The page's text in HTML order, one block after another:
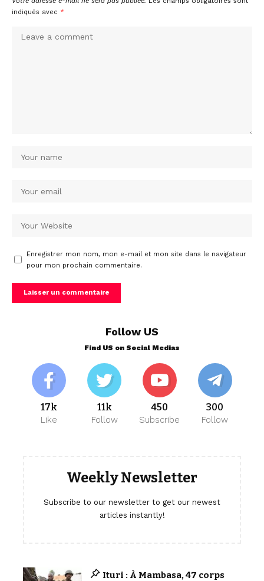
indiqués avec *
Enregistrer mon nom, mon e-mail et mon site dans le navigateur
pour mon prochain commentaire.
Follow US
Find US on Social Medias
17k
Like
11k
Follow
450
Subscribe
300
Follow
Weekly Newsletter
Subscribe to our newsletter to get our newest
articles instantly!
Ituri : À Mambasa, 47 corps